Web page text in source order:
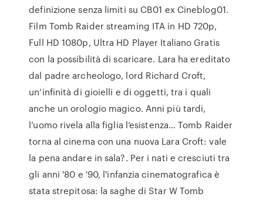
definizione senza limiti su CB01 ex Cineblog01.
Film Tomb Raider streaming ITA in HD 720p,
Full HD 1080p, Ultra HD Player Italiano Gratis
con la possibilità di scaricare. Lara ha ereditato
dal padre archeologo, lord Richard Croft,
un’infinità di gioielli e di oggetti, tra i quali
anche un orologio magico. Anni più tardi,
l’uomo rivela alla figlia l’esistenza… Tomb Raider
torna al cinema con una nuova Lara Croft: vale
la pena andare in sala?. Per i nati e cresciuti tra
gli anni '80 e '90, l'infanzia cinematografica è
stata strepitosa: la saghe di Star W Tomb